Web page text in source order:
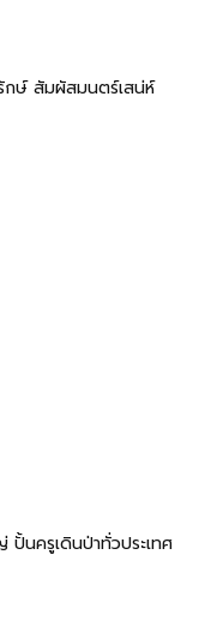
กษ์ สัมผัสมนตร์เสน่ห์
ปั้นครูเดินป่าทั่วประเทศ